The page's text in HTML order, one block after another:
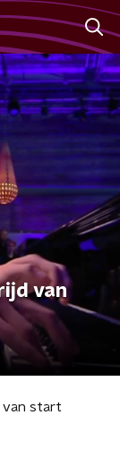
van
van start